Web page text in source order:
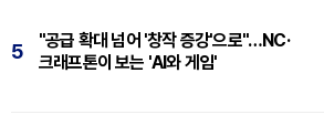
5
"공급 확대 넘어 '창작 증강'으로"…NC·
크래프톤이 보는 'AI와 게임'